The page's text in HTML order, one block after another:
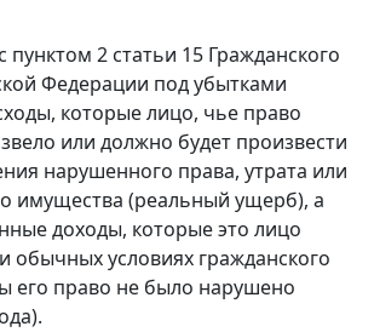
пунктом 2 статьи 15 Гражданского
Федерации под убытками
которые лицо, чье право
или должно будет произвести
нарушенного права, утрата или
имущества (реальный ущерб), а
доходы, которые это лицо
обычных условиях гражданского
его право не было нарушено